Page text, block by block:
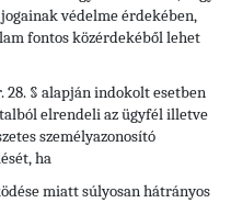
védelme érdekében,
fontos közérdekéből lehet
28. § alapján indokolt esetben
elrendeli az ügyfél illetve
személyazonosító
ha
miatt súlyosan hátrányos